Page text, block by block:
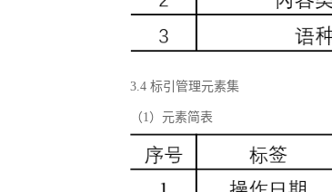
3.4 标引管理元素集
（1）元素简表